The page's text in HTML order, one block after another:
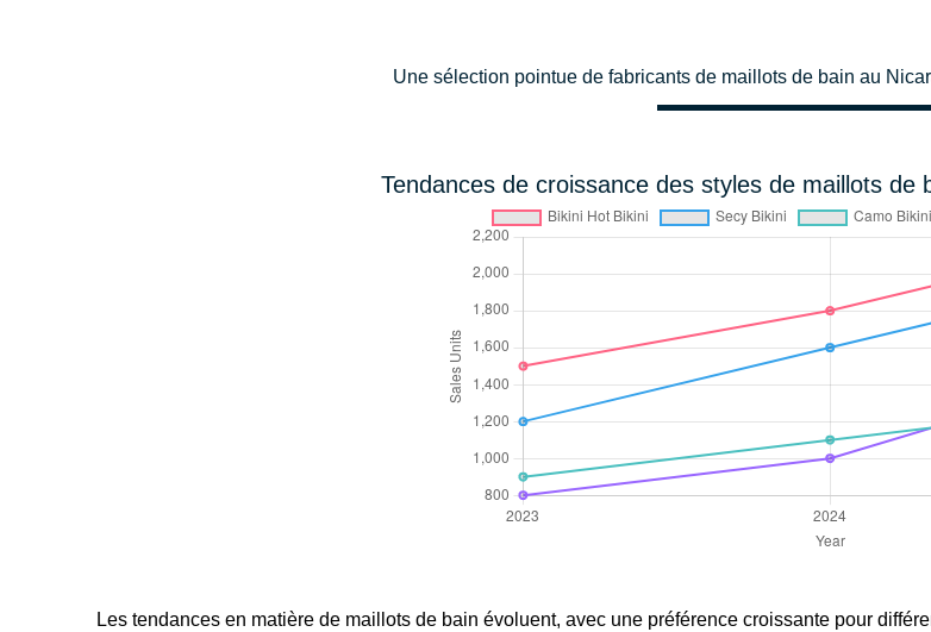
Une sélection pointue de fabricants de maillots de bain au
Tendances de croissance des styles de maillots de
Les tendances en matière de maillots de bain évoluent, avec une préférence croissante pour